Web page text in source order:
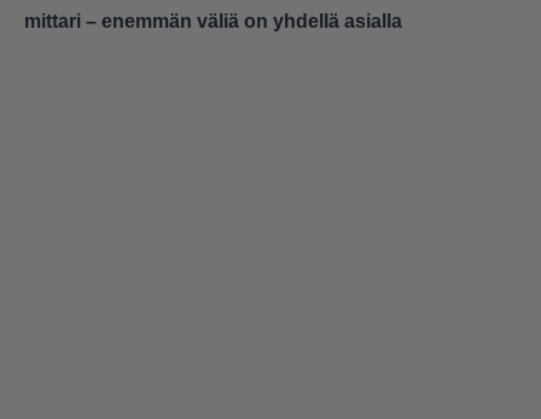
mittari – enemmän väliä on yhdellä asialla